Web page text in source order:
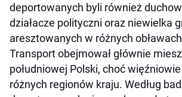
deportowanych byli również
działacze polityczni oraz niewielka
aresztowanych w różnych
Transport obejmował głównie
południowej Polski, choć
różnych regionów kraju. Według